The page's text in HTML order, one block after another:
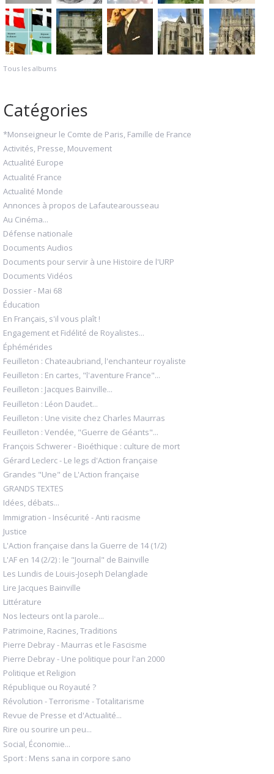
Tous les albums
Catégories
*Monseigneur le Comte de Paris, Famille de France
Activités, Presse, Mouvement
Actualité Europe
Actualité France
Actualité Monde
Annonces à propos de Lafautearousseau
Au Cinéma...
Défense nationale
Documents Audios
Documents pour servir à une Histoire de l'URP
Documents Vidéos
Dossier - Mai 68
Éducation
En Français, s'il vous plaît !
Engagement et Fidélité de Royalistes...
Éphémérides
Feuilleton : Chateaubriand, l'enchanteur royaliste
Feuilleton : En cartes, "l'aventure France"...
Feuilleton : Jacques Bainville...
Feuilleton : Léon Daudet...
Feuilleton : Une visite chez Charles Maurras
Feuilleton : Vendée, "Guerre de Géants"...
François Schwerer - Bioéthique : culture de mort
Gérard Leclerc - Le legs d'Action française
Grandes "Une" de L'Action française
GRANDS TEXTES
Idées, débats...
Immigration - Insécurité - Anti racisme
Justice
L'Action française dans la Guerre de 14 (1/2)
L'AF en 14 (2/2) : le "Journal" de Bainville
Les Lundis de Louis-Joseph Delanglade
Lire Jacques Bainville
Littérature
Nos lecteurs ont la parole...
Patrimoine, Racines, Traditions
Pierre Debray - Maurras et le Fascisme
Pierre Debray - Une politique pour l'an 2000
Politique et Religion
République ou Royauté ?
Révolution - Terrorisme - Totalitarisme
Revue de Presse et d'Actualité...
Rire ou sourire un peu...
Social, Économie...
Sport : Mens sana in corpore sano